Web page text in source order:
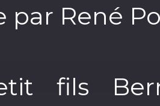
par René
fils